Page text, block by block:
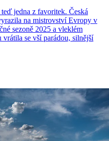
jedna z favoritek. Česká
na mistrovství Evropy v
sezoně 2025 a vleklém
vrátila se vší parádou, silnější